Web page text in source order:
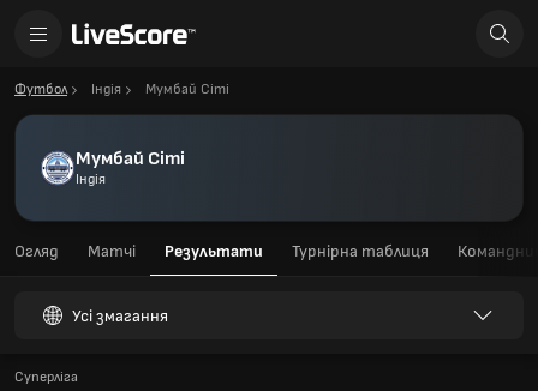
Футбол Індія Мумбай Сіті
Мумбай Сіті
Індія
Огляд Матчі Результати Турнірна таблиця
Усі змагання
Суперліга